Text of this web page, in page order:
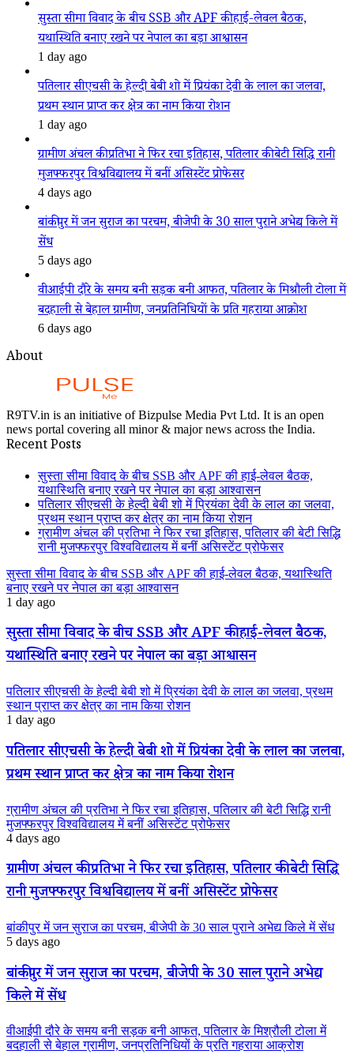
सुस्ता सीमा विवाद के बीच SSB और APF की हाई-लेवल बैठक,
यथास्थिति बनाए रखने पर नेपाल का बड़ा आश्वासन
1 day ago
पतिलार सीएचसी के हेल्दी बेबी शो में प्रियंका देवी के लाल का जलवा,
प्रथम स्थान प्राप्त कर क्षेत्र का नाम किया रोशन
1 day ago
ग्रामीण अंचल की प्रतिभा ने फिर रचा इतिहास, पतिलार की बेटी सिद्धि रानी
मुजफ्फरपुर विश्वविद्यालय में बनीं असिस्टेंट प्रोफेसर
4 days ago
बांकीपुर में जन सुराज का परचम, बीजेपी के 30 साल पुराने अभेद्य किले में
सेंध
5 days ago
वीआईपी दौरे के समय बनी सड़क बनी आफत, पतिलार के मिश्रौली टोला में
बदहाली से बेहाल ग्रामीण, जनप्रतिनिधियों के प्रति गहराया आक्रोश
6 days ago
About
R9TV.in is an initiative of Bizpulse Media Pvt Ltd. It is an open
news portal covering all minor & major news across the India.
Recent Posts
सुस्ता सीमा विवाद के बीच SSB और APF की हाई-लेवल बैठक,
यथास्थिति बनाए रखने पर नेपाल का बड़ा आश्वासन
पतिलार सीएचसी के हेल्दी बेबी शो में प्रियंका देवी के लाल का जलवा,
प्रथम स्थान प्राप्त कर क्षेत्र का नाम किया रोशन
ग्रामीण अंचल की प्रतिभा ने फिर रचा इतिहास, पतिलार की बेटी सिद्धि
रानी मुजफ्फरपुर विश्वविद्यालय में बनीं असिस्टेंट प्रोफेसर
सुस्ता सीमा विवाद के बीच SSB और APF की हाई-लेवल बैठक, यथास्थिति
बनाए रखने पर नेपाल का बड़ा आश्वासन
1 day ago
सुस्ता सीमा विवाद के बीच SSB और APF की हाई-लेवल बैठक,
यथास्थिति बनाए रखने पर नेपाल का बड़ा आश्वासन
पतिलार सीएचसी के हेल्दी बेबी शो में प्रियंका देवी के लाल का जलवा, प्रथम
स्थान प्राप्त कर क्षेत्र का नाम किया रोशन
1 day ago
पतिलार सीएचसी के हेल्दी बेबी शो में प्रियंका देवी के लाल का जलवा,
प्रथम स्थान प्राप्त कर क्षेत्र का नाम किया रोशन
ग्रामीण अंचल की प्रतिभा ने फिर रचा इतिहास, पतिलार की बेटी सिद्धि रानी
मुजफ्फरपुर विश्वविद्यालय में बनीं असिस्टेंट प्रोफेसर
4 days ago
ग्रामीण अंचल की प्रतिभा ने फिर रचा इतिहास, पतिलार की बेटी सिद्धि
रानी मुजफ्फरपुर विश्वविद्यालय में बनीं असिस्टेंट प्रोफेसर
बांकीपुर में जन सुराज का परचम, बीजेपी के 30 साल पुराने अभेद्य किले में सेंध
5 days ago
बांकीपुर में जन सुराज का परचम, बीजेपी के 30 साल पुराने अभेद्य
किले में सेंध
वीआईपी दौरे के समय बनी सड़क बनी आफत, पतिलार के मिश्रौली टोला में
बदहाली से बेहाल ग्रामीण, जनप्रतिनिधियों के प्रति गहराया आक्रोश